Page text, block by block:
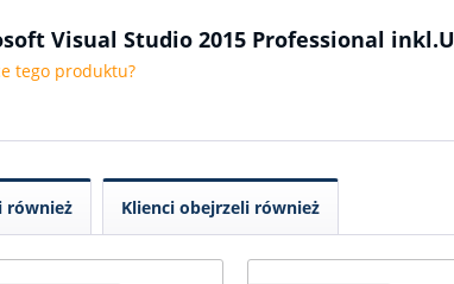
Visual Studio 2015 Professional
tego produktu?
również Klienci obejrzeli również